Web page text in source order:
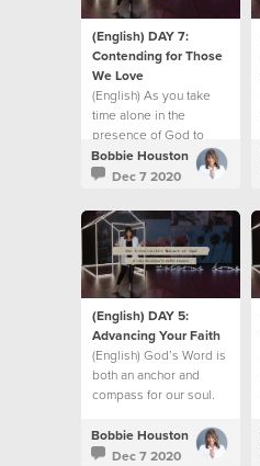
(English) DAY 7:
Contending for Those
We Love
(English) As you take
time alone in the
presence of God to
pause and reflect
Bobbie Houston
Dec 7 2020
(English) DAY 5:
Advancing Your Faith
(English) God’s Word is
both an anchor and
compass for our soul.
Bobbie Houston
Dec 7 2020